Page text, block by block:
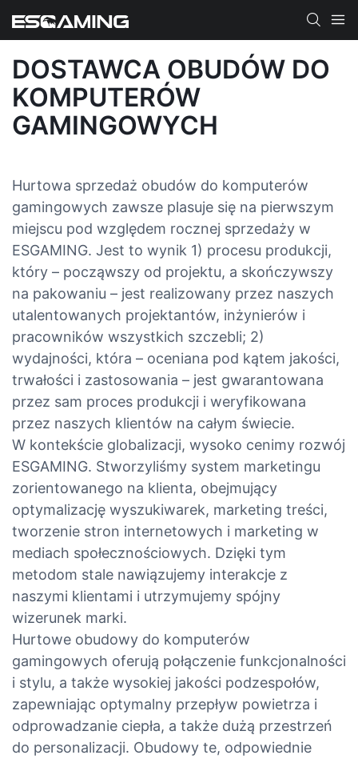
DOSTAWCA OBUDÓW DO
KOMPUTERÓW
GAMINGOWYCH
Hurtowa sprzedaż obudów do komputerów
gamingowych zawsze plasuje się na pierwszym
miejscu pod względem rocznej sprzedaży w
ESGAMING. Jest to wynik 1) procesu produkcji,
który – począwszy od projektu, a skończywszy
na pakowaniu – jest realizowany przez naszych
utalentowanych projektantów, inżynierów i
pracowników wszystkich szczebli; 2)
wydajności, która – oceniana pod kątem jakości,
trwałości i zastosowania – jest gwarantowana
przez sam proces produkcji i weryfikowana
przez naszych klientów na całym świecie.
W kontekście globalizacji, wysoko cenimy rozwój
ESGAMING. Stworzyliśmy system marketingu
zorientowanego na klienta, obejmujący
optymalizację wyszukiwarek, marketing treści,
tworzenie stron internetowych i marketing w
mediach społecznościowych. Dzięki tym
metodom stale nawiązujemy interakcje z
naszymi klientami i utrzymujemy spójny
wizerunek marki.
Hurtowe obudowy do komputerów
gamingowych oferują połączenie funkcjonalności
i stylu, a także wysokiej jakości podzespołów,
zapewniając optymalny przepływ powietrza i
odprowadzanie ciepła, a także dużą przestrzeń
do personalizacji. Obudowy te, odpowiednie